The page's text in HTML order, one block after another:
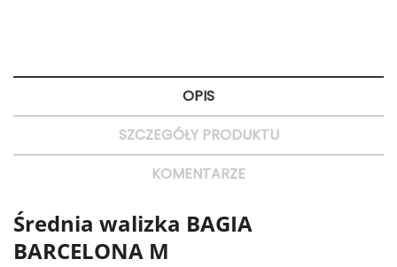
OPIS
SZCZEGÓŁY PRODUKTU
KOMENTARZE
Średnia walizka BAGIA
BARCELONA M